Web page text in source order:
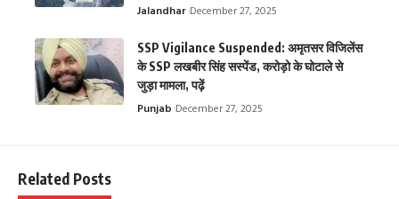
Jalandhar December 27, 2025
SSP Vigilance Suspended: अमृतसर विजिलेंस
के SSP लखबीर सिंह सस्पेंड, करोड़ो के घोटाले से
जुड़ा मामला, पढ़ें
Punjab December 27, 2025
Related Posts